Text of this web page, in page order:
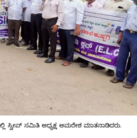
ಸ್ವೀಪ್‌ ಸಮಿತಿ ಅಧ್ಯಕ್ಷ ಅಮರೇಶ ಮಾತನಾಡಿದರು.